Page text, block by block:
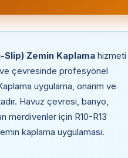
Slip) Zemin Kaplamahizmeti
ve çevresinde profesyonel
uygulama, onarım ve
Havuz çevresi, banyo,
merdivenler için R10-R13
kaplama uygulaması.